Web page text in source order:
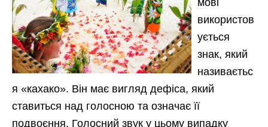
мові
використов
ується
знак, який
називаєтьс
я «кахако». Він має вигляд дефіса, який
ставиться над голосною та означає її
подвоєння. Голосний звук у цьому випадку